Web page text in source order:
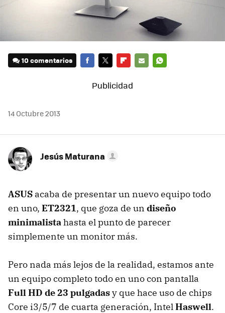
10 comentarios
14 Octubre 2013
Jesús Maturana
ASUS acaba de presentar un nuevo equipo todo
en uno, ET2321, que goza de un diseño
minimalistahasta el punto de parecer
simplemente un monitor más.
Pero nada más lejos de la realidad, estamos ante
un equipo completo todo en uno con pantalla
Full HD de 23 pulgadasy que hace uso de chips
Core i3/5/7 de cuarta generación, IntelHaswell.